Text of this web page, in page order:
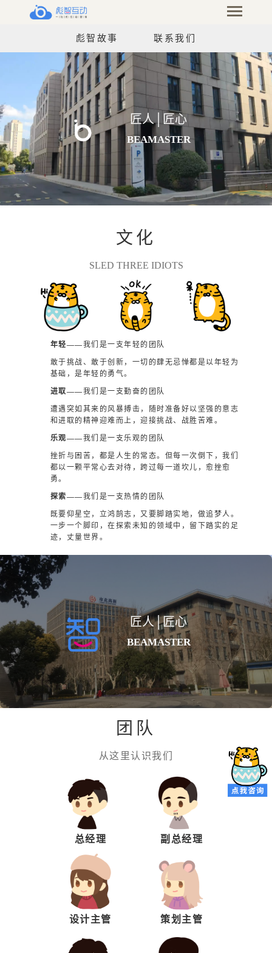
彪智故事 联系我们
匠人│匠心
BE A MASTER
文化
SLED THREE IDIOTS
年轻——我们是一支年轻的团队
敢于挑战、敢于创新，一切的肆无忌惮都是以年轻为
基础，是年轻的勇气。
进取——我们是一支勤奋的团队
遭遇突如其来的风暴搏击，随时准备好以坚强的意志
和进取的精神迎难而上，迎接挑战、战胜苦难。
乐观——我们是一支乐观的团队
挫折与困苦，都是人生的常态。但每一次倒下，我们
都以一颗平常心去对待，跨过每一道坎儿，愈挫愈
勇。
探索——我们是一支热情的团队
既要仰星空，立鸿鹄志，又要脚踏实地，做追梦人。
一步一个脚印，在探索未知的领域中，留下踏实的足
迹，丈量世界。
匠人│匠心
BE A MASTER
团队
从这里认识我们
总经理 副总经理
设计主管 策划主管